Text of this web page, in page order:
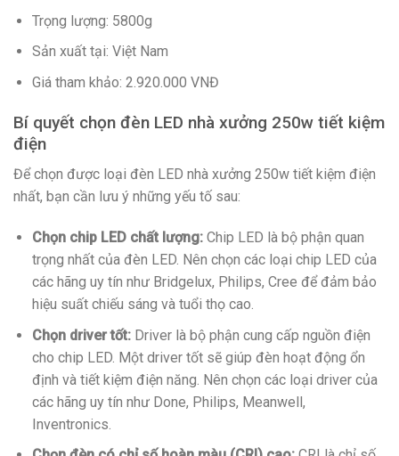
Trọng lượng: 5800g
Sản xuất tại: Việt Nam
Giá tham khảo: 2.920.000 VNĐ
Bí quyết chọn đèn LED nhà xưởng 250w tiết kiệm
điện
Để chọn được loại đèn LED nhà xưởng 250w tiết kiệm điện
nhất, bạn cần lưu ý những yếu tố sau:
Chọn chip LED chất lượng:Chip LED là bộ phận quan
trọng nhất của đèn LED. Nên chọn các loại chip LED của
các hãng uy tín như Bridgelux, Philips, Cree để đảm bảo
hiệu suất chiếu sáng và tuổi thọ cao.
Chọn driver tốt:Driver là bộ phận cung cấp nguồn điện
cho chip LED. Một driver tốt sẽ giúp đèn hoạt động ổn
định và tiết kiệm điện năng. Nên chọn các loại driver của
các hãng uy tín như Done, Philips, Meanwell,
Inventronics.